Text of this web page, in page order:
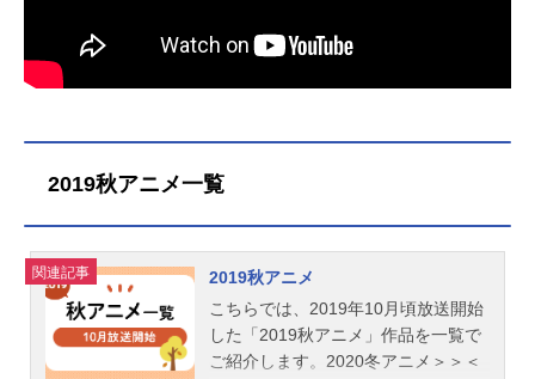
2019秋アニメ一覧
関連記事
2019秋アニメ
こちらでは、2019年10月頃放送開始
した「2019秋アニメ」作品を一覧で
ご紹介します。2020冬アニメ＞＞＜